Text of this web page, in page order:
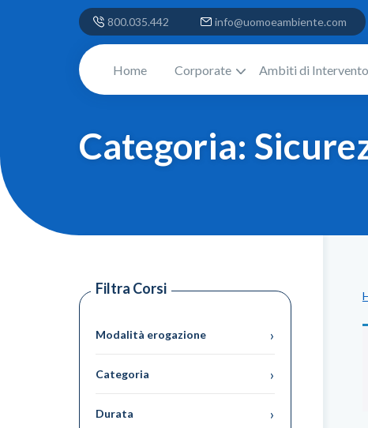
800.035.442 info@uomoeambiente.com
Home Corporate Ambiti di Intervento
Categoria:
Filtra Corsi
Modalità erogazione ›
Categoria ›
Durata ›